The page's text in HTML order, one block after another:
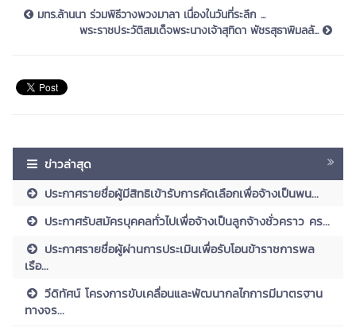
มทร.ล้านนา ร่วมพิธีวางพวงมาลา เนื่องในวันที่ระลึก ...
พระราชประวัติสมเด็จพระนางเจ้าสุทิดา พัชรสุธาพิมลลั...
ข่าวล่าสุด
ประกาศรายชื่อผู้มีสิทธิเข้ารับการคัดเลือกเพื่อจ้างเป็นพน...
ประกาศรับสมัครบุคคลทั่วไปเพื่อจ้างเป็นลูกจ้างชั่วคราว คร...
ประกาศรายชื่อผู้ผ่านการประเมินเพื่อรับโอนข้าราชการพล
เรือ...
วีดิทัศน์ โครงการขับเคลื่อนและพัฒนากลไกการมีมาตรฐาน
ทางจร...